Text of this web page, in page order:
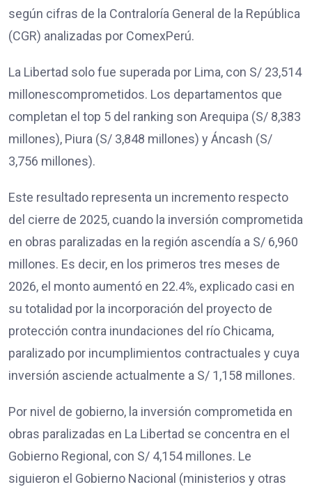
según cifras de la Contraloría General de la República
(CGR) analizadas por ComexPerú.
La Libertad solo fue superada por Lima, con S/ 23,514
millonescomprometidos. Los departamentos que
completan el top 5 del ranking son Arequipa (S/ 8,383
millones), Piura (S/ 3,848 millones) y Áncash (S/
3,756 millones).
Este resultado representa un incremento respecto
del cierre de 2025, cuando la inversión comprometida
en obras paralizadas en la región ascendía a S/ 6,960
millones. Es decir, en los primeros tres meses de
2026, el monto aumentó en 22.4%, explicado casi en
su totalidad por la incorporación del proyecto de
protección contra inundaciones del río Chicama,
paralizado por incumplimientos contractuales y cuya
inversión asciende actualmente a S/ 1,158 millones.
Por nivel de gobierno, la inversión comprometida en
obras paralizadas en La Libertad se concentra en el
Gobierno Regional, con S/ 4,154 millones. Le
siguieron el Gobierno Nacional (ministerios y otras